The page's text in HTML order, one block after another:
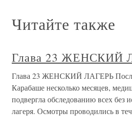
Читайте также
Глава 23 ЖЕНСКИЙ
Глава 23 ЖЕНСКИЙ ЛАГЕРЬ После
Карабаше несколько месяцев,
подвергла обследованию всех без
лагеря. Осмотры проводились в